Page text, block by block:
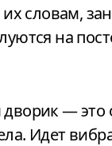
их словам,
на
— это
Идет